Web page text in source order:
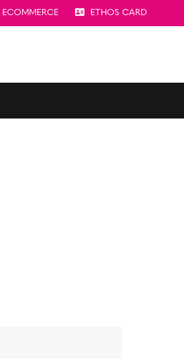
ECOMMERCE ETHOS CARD